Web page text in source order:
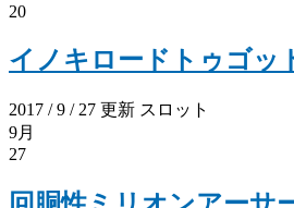
20
イノキロードトゥゴッ
2017 / 9 / 27 更新 スロット
9月
27